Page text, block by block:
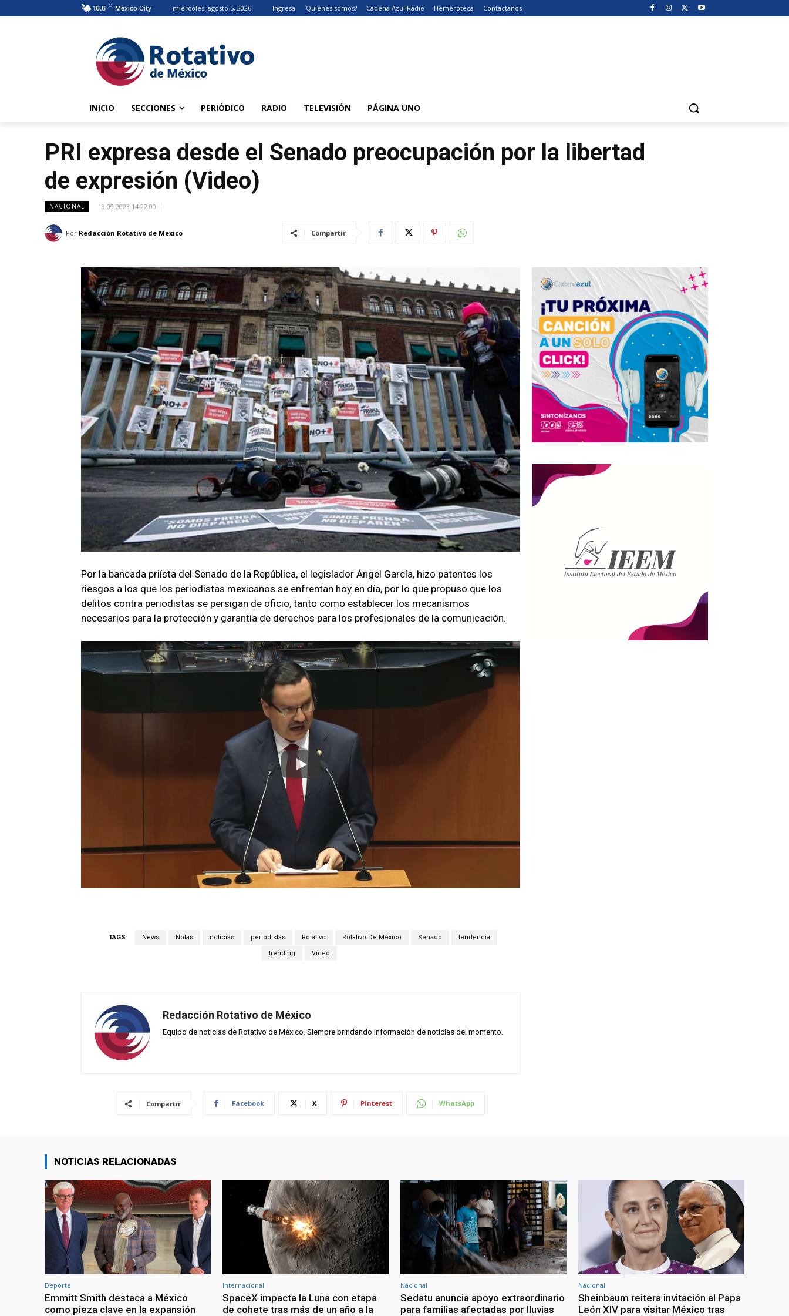
16.6 C Mexico City miércoles, agosto 5, 2026 Ingresa Quiénes somos? Cadena Azul Radio Hemeroteca Contactanos
INICIO SECCIONES PERIÓDICO RADIO TELEVISIÓN PÁGINA UNO
PRI expresa desde el Senado preocupación por la libertad
de expresión (Video)
NACIONAL 13.09.2023 14:22:00
Por Redacción Rotativo de México Compartir
Por la bancada priísta del Senado de la República, el legislador Ángel García, hizo patentes los
riesgos a los que los periodistas mexicanos se enfrentan hoy en día, por lo que propuso que los
delitos contra periodistas se persigan de oficio, tanto como establecer los mecanismos
necesarios para la protección y garantía de derechos para los profesionales de la comunicación.
TAGS News Notas noticias periodistas Rotativo Rotativo De México Senado tendencia
trending Video
Redacción Rotativo de México
Equipo de noticias de Rotativo de México. Siempre brindando información de noticias del momento.
Compartir Facebook X Pinterest WhatsApp
NOTICIAS RELACIONADAS
Deporte
Emmitt Smith destaca a México
como pieza clave en la expansión
Internacional
SpaceX impacta la Luna con etapa
de cohete tras más de un año a la
Nacional
Sedatu anuncia apoyo extraordinario
para familias afectadas por lluvias
Nacional
Sheinbaum reitera invitación al Papa
León XIV para visitar México tras